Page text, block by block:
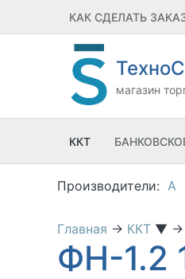
КАК СДЕЛАТЬ
магазин
ККТ
A
Главная → ККТ ▼ →
ФН-1.2